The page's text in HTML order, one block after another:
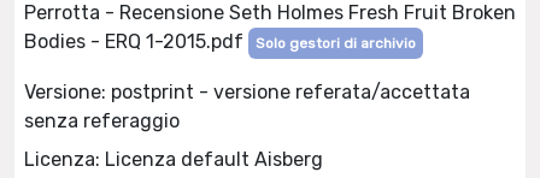
Perrotta - Recensione Seth Holmes Fresh Fruit Broken
Bodies - ERQ 1-2015.pdf
Solo gestori di archivio
Versione: postprint - versione referata/accettata
senza referaggio
Licenza: Licenza default Aisberg